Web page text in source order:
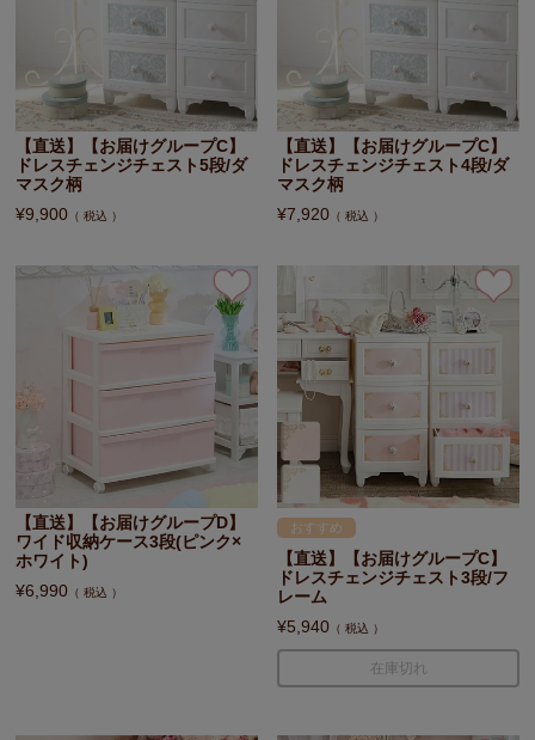
【直送】【お届けグループC】
ドレスチェンジチェスト5段/ダ
マスク柄
¥9,900 税込
【直送】【お届けグループC】
ドレスチェンジチェスト4段/ダ
マスク柄
¥7,920 税込
【直送】【お届けグループD】
ワイド収納ケース3段(ピンク×
ホワイト)
¥6,990 税込
おすすめ
【直送】【お届けグループC】
ドレスチェンジチェスト3段/フ
レーム
¥5,940 税込
在庫切れ